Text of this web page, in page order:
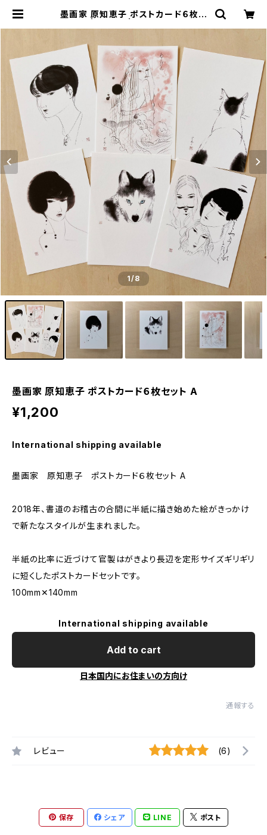
墨画家 原知恵子 ポストカード６枚セ
1/8
墨画家 原知恵子 ポストカード６枚セット A
¥1,200
International shipping available
墨画家 原知恵子 ポストカード６枚セット A
2018年、書道のお稽古の合間に半紙に描き始めた絵がきっかけ
で新たなスタイルが生まれました。
半紙の比率に近づけて官製はがきより長辺を定形サイズギリギリ
に短くしたポストカードセットです。
100mm✕140mm
International shipping available
Add to cart
日本国内にお住まいの方向け
通報する
レビュー (6)
保存 シェア LINE ポスト